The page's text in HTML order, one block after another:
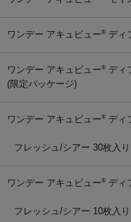
ワンデー アキュビュー® ディ
ワンデー アキュビュー® ディ
(限定パッケージ)
ワンデー アキュビュー® ディ
フレッシュ/シアー 30枚入り
ワンデー アキュビュー® ディ
フレッシュ/シアー 10枚入り